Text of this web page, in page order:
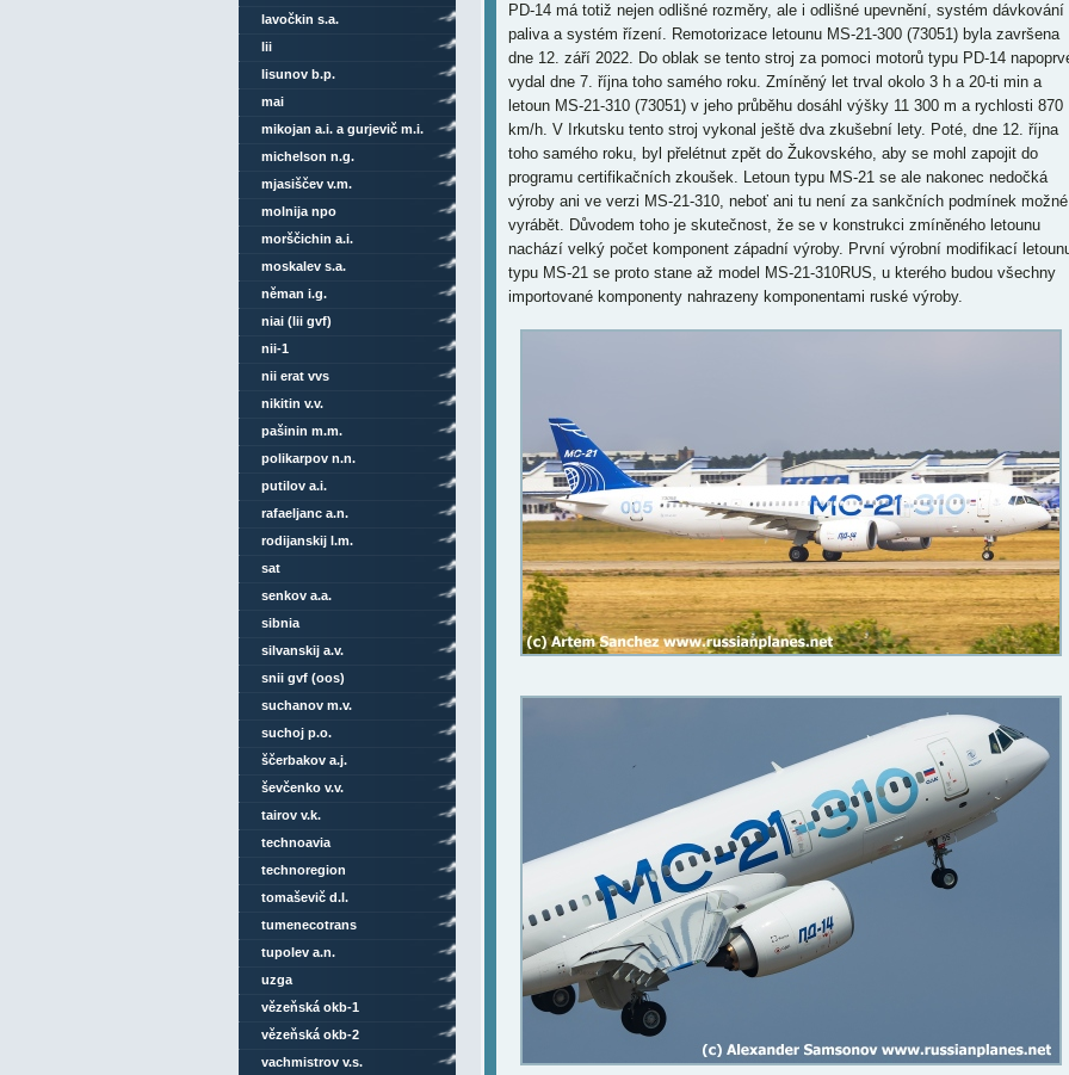
PD-14 má totiž nejen odlišné rozměry, ale i odlišné upevnění, systém dávkování
paliva a systém řízení. Remotorizace letounu MS-21-300 (73051) byla završena
dne 12. září 2022. Do oblak se tento stroj za pomoci motorů typu PD-14
vydal dne 7. října toho samého roku. Zmíněný let trval okolo 3 h a 20-ti min a
letoun MS-21-310 (73051) v jeho průběhu dosáhl výšky 11 300 m a rychlosti 870
km/h. V Irkutsku tento stroj vykonal ještě dva zkušební lety. Poté, dne 12. října
toho samého roku, byl přelétnut zpět do Žukovského, aby se mohl zapojit do
programu certifikačních zkoušek. Letoun typu MS-21 se ale nakonec nedočká
výroby ani ve verzi MS-21-310, neboť ani tu není za sankčních podmínek možné
vyrábět. Důvodem toho je skutečnost, že se v konstrukci zmíněného letounu
nachází velký počet komponent západní výroby. První výrobní modifikací
typu MS-21 se proto stane až model MS-21-310RUS, u kterého budou všechny
importované komponenty nahrazeny komponentami ruské výroby.
lavočkin s.a.
lii
lisunov b.p.
mai
mikojan a.i. a gurjevič m.i.
michelson n.g.
mjasiščev v.m.
molnija npo
morščichin a.i.
moskalev s.a.
něman i.g.
niai (lii gvf)
nii-1
nii erat vvs
nikitin v.v.
pašinin m.m.
polikarpov n.n.
putilov a.i.
rafaeljanc a.n.
rodijanskij l.m.
sat
senkov a.a.
sibnia
silvanskij a.v.
snii gvf (oos)
suchanov m.v.
suchoj p.o.
ščerbakov a.j.
ševčenko v.v.
tairov v.k.
technoavia
technoregion
tomaševič d.l.
tumenecotrans
tupolev a.n.
uzga
vězeňská okb-1
vězeňská okb-2
vachmistrov v.s.